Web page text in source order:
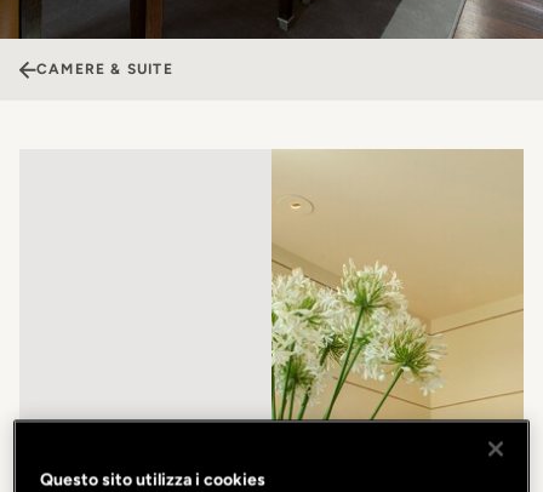
CAMERE & SUITE
Questo sito utilizza i cookies